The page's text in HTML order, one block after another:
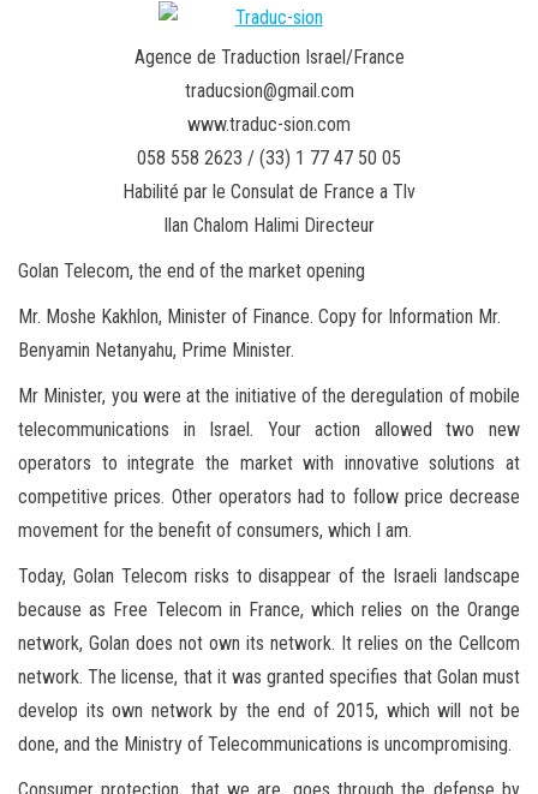
Agence de Traduction Israel/France
traducsion@gmail.com
www.traduc-sion.com
058 558 2623 / (33) 1 77 47 50 05
Habilité par le Consulat de France a Tlv
Ilan Chalom Halimi Directeur
Golan Telecom, the end of the market opening
Mr. Moshe Kakhlon, Minister of Finance. Copy for Information Mr.
Benyamin Netanyahu, Prime Minister.
Mr Minister, you were at the initiative of the deregulation of mobile
telecommunications in Israel. Your action allowed two new
operators to integrate the market with innovative solutions at
competitive prices. Other operators had to follow price decrease
movement for the benefit of consumers, which I am.
Today, Golan Telecom risks to disappear of the Israeli landscape
because as Free Telecom in France, which relies on the Orange
network, Golan does not own its network. It relies on the Cellcom
network. The license, that it was granted specifies that Golan must
develop its own network by the end of 2015, which will not be
done, and the Ministry of Telecommunications is uncompromising.